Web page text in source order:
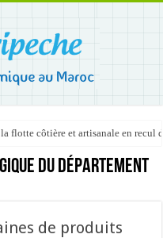
flotte côtière et artisanale en recul
du Département
de produits